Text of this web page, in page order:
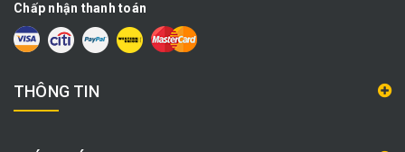
Chấp nhận thanh toán
THÔNG TIN